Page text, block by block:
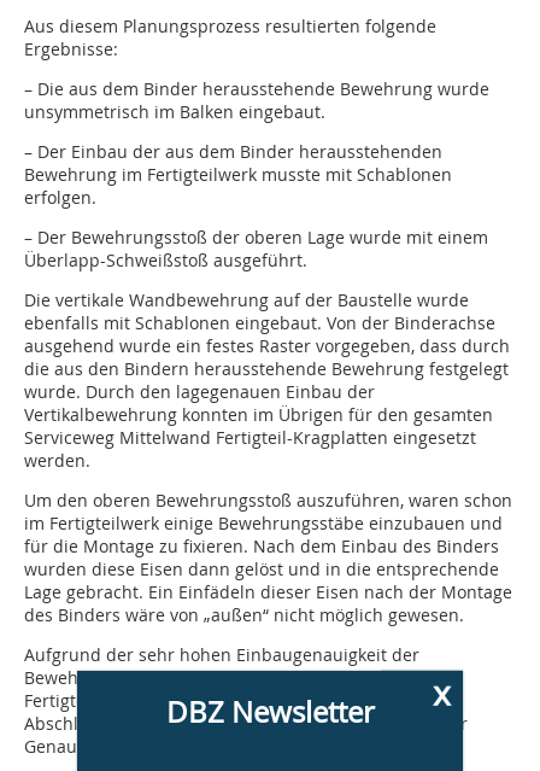
Aus diesem Planungsprozess resultierten folgende
Ergebnisse:
– Die aus dem Binder herausstehende Bewehrung wurde
unsymmetrisch im Balken eingebaut.
– Der Einbau der aus dem Binder herausstehenden
Bewehrung im Fertigteilwerk musste mit Schablonen
erfolgen.
– Der Bewehrungsstoß der oberen Lage wurde mit einem
Überlapp-Schweißstoß ausgeführt.
Die vertikale Wandbewehrung auf der Baustelle wurde
ebenfalls mit Schablonen eingebaut. Von der Binderachse
ausgehend wurde ein festes Raster vorgegeben, dass durch
die aus den Bindern herausstehende Bewehrung festgelegt
wurde. Durch den lagegenauen Einbau der
Vertikalbewehrung konnten im Übrigen für den gesamten
Serviceweg Mittelwand Fertigteil-Kragplatten eingesetzt
werden.
Um den oberen Bewehrungsstoß auszuführen, waren schon
im Fertigteilwerk einige Bewehrungsstäbe einzubauen und
für die Montage zu fixieren. Nach dem Einbau des Binders
wurden diese Eisen dann gelöst und in die entsprechende
Lage gebracht. Ein Einfädeln dieser Eisen nach der Montage
des Binders wäre von „außen“ nicht möglich gewesen.
Aufgrund der sehr hohen Einbaugenau­igkeit der
Bewehrung, sowohl auf der Baustelle als auch im
Fertigteilwerk, wurden im Ergebnis die Binder mit den
Abschlusseisen reibungslos eingefädelt und mit hoher
Genauigkeit auf den Lagerkonsolen abgesetzt.
x
DBZ Newsletter